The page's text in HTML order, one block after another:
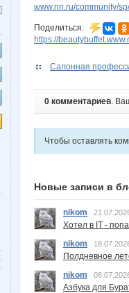
www.nn.ru/community/
Поделиться:
https://
Салонная
0 комментариев.
Чтобы оставлять
Новые записи в
nikom
Хотел в IT -
nikom
Полдневное
nikom
Азбука для